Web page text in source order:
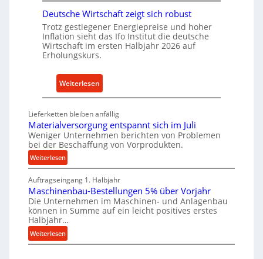
i
e
-
s
z
t
i
l
e
n
n
n
a
c
h
a
t
i
g
e
W
z
e
Deutsche Wirtschaft zeigt sich robust
Trotz gestiegener Energiepreise und hoher
Inflation sieht das Ifo Institut die deutsche
Wirtschaft im ersten Halbjahr 2026 auf
Erholungskurs.
Weiterlesen
D
u
t
s
h
e
W
s
Lieferketten bleiben anfällig
Materialversorgung entspannt sich im Juli
Weniger Unternehmen berichten von Problemen
bei der Beschaffung von Vorprodukten.
Weiterlesen:
M
a
t
e
r
i
a
l
Auftragseingang 1. Halbjahr
Maschinenbau-Bestellungen 5% über Vorjahr
Die Unternehmen im Maschinen- und Anlagenbau
können in Summe auf ein leicht positives erstes
Halbjahr…
Weiterlesen:
M